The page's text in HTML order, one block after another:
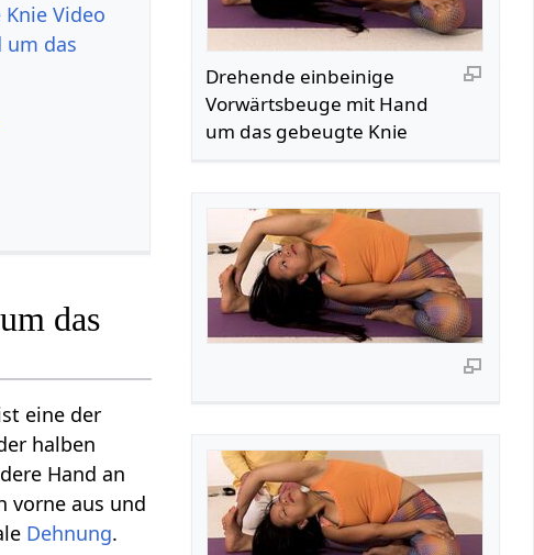
Drehende einbeinige
Vorwärtsbeuge mit Hand
um das gebeugte Knie
Video
um das
das
eine der
halben
Hand an
vorne aus und
Dehnung.